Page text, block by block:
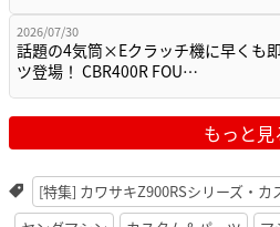
2026/07/30
話題の4気筒×Eクラッチ機に早くも
ツ登場！ CBR400R FOU…
もっと見
[特集] カワサキZ900RSシリーズ・